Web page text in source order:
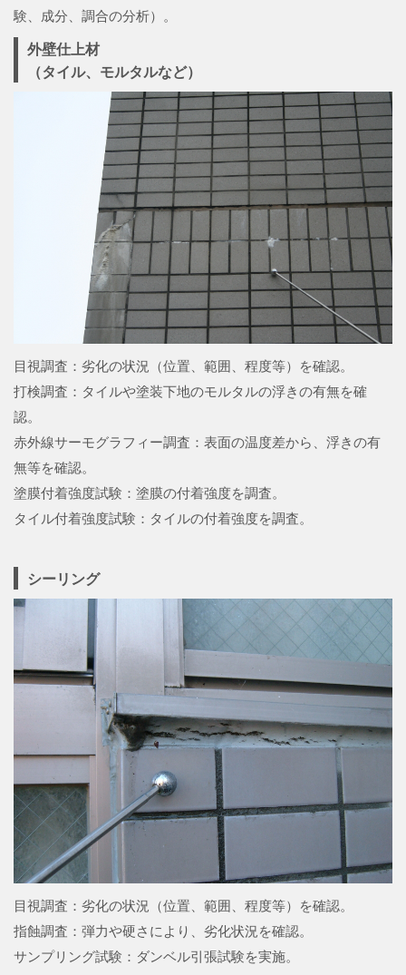
験、成分、調合の分析）。
外壁仕上材
（タイル、モルタルなど）
目視調査：劣化の状況（位置、範囲、程度等）を確認。
打検調査：タイルや塗装下地のモルタルの浮きの有無を確
認。
赤外線サーモグラフィー調査：表面の温度差から、浮きの有
無等を確認。
塗膜付着強度試験：塗膜の付着強度を調査。
タイル付着強度試験：タイルの付着強度を調査。
シーリング
目視調査：劣化の状況（位置、範囲、程度等）を確認。
指蝕調査：弾力や硬さにより、劣化状況を確認。
サンプリング試験：ダンベル引張試験を実施。